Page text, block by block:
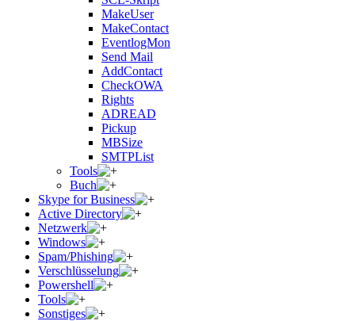
MakeUser
MakeContact
EventlogMon
Send Mail
AddContact
CheckOWA
Rights
ADREAD
Pickup
MBSize
SMTPList
Tools
Buch
Skype for Business
Active Directory
Netzwerk
Windows
Spam/Phishing
Verschlüsselung
Powershell
Tools
Sonstiges